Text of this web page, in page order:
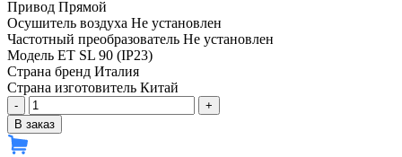
Привод Прямой
Осушитель воздуха Не установлен
Частотный преобразователь Не установлен
Модель ET SL 90 (IP23)
Страна бренд Италия
Страна изготовитель Китай
-
+
В заказ